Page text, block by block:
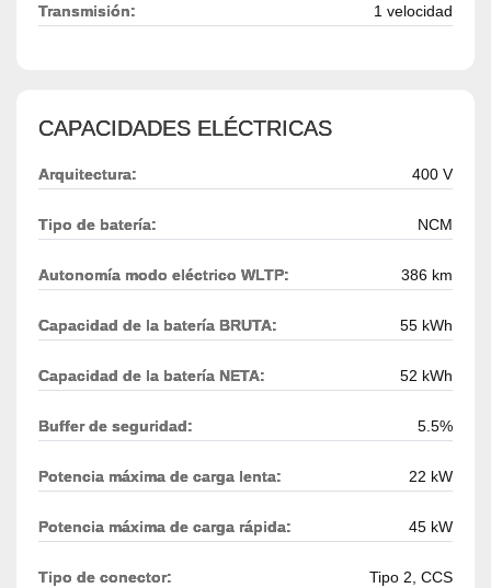
Transmisión: 1 velocidad
CAPACIDADES ELÉCTRICAS
Arquitectura: 400 V
Tipo de batería: NCM
Autonomía modo eléctrico WLTP: 386 km
Capacidad de la batería BRUTA: 55 kWh
Capacidad de la batería NETA: 52 kWh
Buffer de seguridad: 5.5%
Potencia máxima de carga lenta: 22 kW
Potencia máxima de carga rápida: 45 kW
Tipo de conector: Tipo 2, CCS